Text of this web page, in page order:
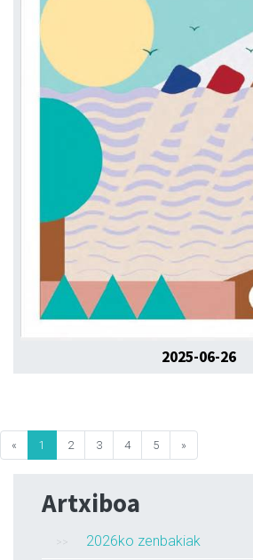
2025-06-26
« 1 2 3 4 5 »
Artxiboa
2026ko zenbakiak